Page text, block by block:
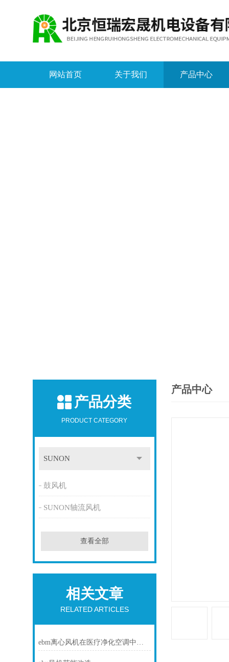
网站首页 关于我们 产品中心
产品分类
PRODUCT CATEGORY
SUNON
鼓风机
SUNON轴流风机
查看全部
相关文章
RELATED ARTICLES
ebm离心风机在医疗净化空调中的静音与洁净优势
产品中心